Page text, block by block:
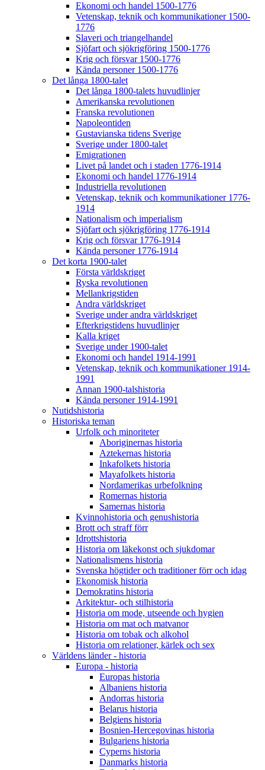
Ekonomi och handel 1500-1776
Vetenskap, teknik och kommunikationer 1500-
1776
Slaveri och triangelhandel
Sjöfart och sjökrigföring 1500-1776
Krig och försvar 1500-1776
Kända personer 1500-1776
Det långa 1800-talet
Det långa 1800-talets huvudlinjer
Amerikanska revolutionen
Franska revolutionen
Napoleontiden
Gustavianska tidens Sverige
Sverige under 1800-talet
Emigrationen
Livet på landet och i staden 1776-1914
Ekonomi och handel 1776-1914
Industriella revolutionen
Vetenskap, teknik och kommunikationer 1776-
1914
Nationalism och imperialism
Sjöfart och sjökrigföring 1776-1914
Krig och försvar 1776-1914
Kända personer 1776-1914
Det korta 1900-talet
Första världskriget
Ryska revolutionen
Mellankrigstiden
Andra världskriget
Sverige under andra världskriget
Efterkrigstidens huvudlinjer
Kalla kriget
Sverige under 1900-talet
Ekonomi och handel 1914-1991
Vetenskap, teknik och kommunikationer 1914-
1991
Annan 1900-talshistoria
Kända personer 1914-1991
Nutidshistoria
Historiska teman
Urfolk och minoriteter
Aboriginernas historia
Aztekernas historia
Inkafolkets historia
Mayafolkets historia
Nordamerikas urbefolkning
Romernas historia
Samernas historia
Kvinnohistoria och genushistoria
Brott och straff förr
Idrottshistoria
Historia om läkekonst och sjukdomar
Nationalismens historia
Svenska högtider och traditioner förr och idag
Ekonomisk historia
Demokratins historia
Arkitektur- och stilhistoria
Historia om mode, utseende och hygien
Historia om mat och matvanor
Historia om tobak och alkohol
Historia om relationer, kärlek och sex
Världens länder - historia
Europa - historia
Europas historia
Albaniens historia
Andorras historia
Belarus historia
Belgiens historia
Bosnien-Hercegovinas historia
Bulgariens historia
Cyperns historia
Danmarks historia